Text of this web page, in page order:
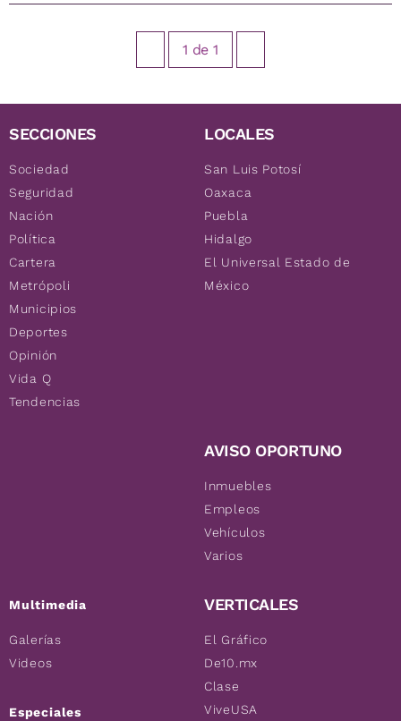
1 de 1
SECCIONES
Sociedad
Seguridad
Nación
Política
Cartera
Metrópoli
Municipios
Deportes
Opinión
Vida Q
Tendencias
Multimedia
Galerías
Videos
Especiales
LOCALES
San Luis Potosí
Oaxaca
Puebla
Hidalgo
El Universal Estado de
México
AVISO OPORTUNO
Inmuebles
Empleos
Vehículos
Varios
VERTICALES
El Gráfico
De10.mx
Clase
ViveUSA